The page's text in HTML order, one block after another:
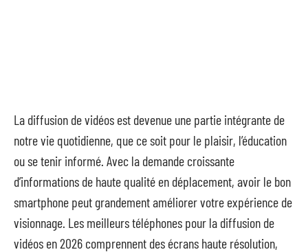
La diffusion de vidéos est devenue une partie intégrante de
notre vie quotidienne, que ce soit pour le plaisir, l’éducation
ou se tenir informé. Avec la demande croissante
d’informations de haute qualité en déplacement, avoir le bon
smartphone peut grandement améliorer votre expérience de
visionnage. Les meilleurs téléphones pour la diffusion de
vidéos en 2026 comprennent des écrans haute résolution,